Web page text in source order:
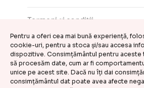
Pentru a oferi cea mai bună experiență,
cookie-uri, pentru a stoca și/sau accesa
dispozitive. Consimțământul pentru
să procesăm date, cum ar fi
unice pe acest site. Dacă nu îți dai
consimțământul dat poate avea afecte
Termeni și condiții
Contact
ANPC